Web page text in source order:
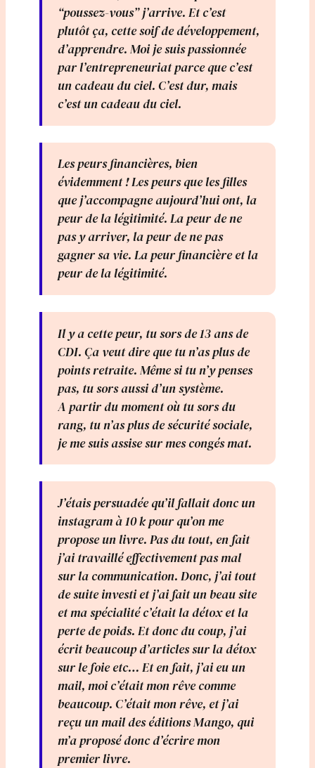
“poussez-vous” j’arrive. Et c’est
plutôt ça, cette soif de développement,
d’apprendre. Moi je suis passionnée
par l’entrepreneuriat parce que c’est
un cadeau du ciel. C’est dur, mais
c’est un cadeau du ciel.
Les peurs financières, bien
évidemment ! Les peurs que les filles
que j’accompagne aujourd’hui ont, la
peur de la légitimité. La peur de ne
pas y arriver, la peur de ne pas
gagner sa vie. La peur financière et la
peur de la légitimité.
Il y a cette peur, tu sors de 13 ans de
CDI. Ça veut dire que tu n’as plus de
points retraite. Même si tu n’y penses
pas, tu sors aussi d’un système.
A partir du moment où tu sors du
rang, tu n’as plus de sécurité sociale,
je me suis assise sur mes congés mat.
J’étais persuadée qu’il fallait donc un
instagram à 10 k pour qu’on me
propose un livre. Pas du tout, en fait
j’ai travaillé effectivement pas mal
sur la communication. Donc, j’ai tout
de suite investi et j’ai fait un beau site
et ma spécialité c’était la détox et la
perte de poids. Et donc du coup, j’ai
écrit beaucoup d’articles sur la détox
sur le foie etc… Et en fait, j’ai eu un
mail, moi c’était mon rêve comme
beaucoup. C’était mon rêve, et j’ai
reçu un mail des éditions Mango, qui
m’a proposé donc d’écrire mon
premier livre.